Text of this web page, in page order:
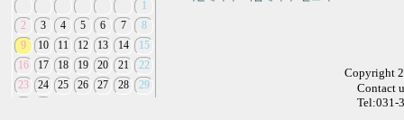
Copyright
Contact
Tel:031-